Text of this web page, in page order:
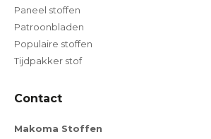
Paneel stoffen
Patroonbladen
Populaire stoffen
Tijdpakker stof
Contact
Makoma Stoffen